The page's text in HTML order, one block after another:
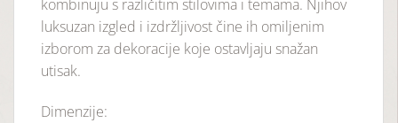
kombinuju s različitim stilovima i temama. Njihov
luksuzan izgled i izdržljivost čine ih omiljenim
izborom za dekoracije koje ostavljaju snažan
utisak.
Dimenzije: